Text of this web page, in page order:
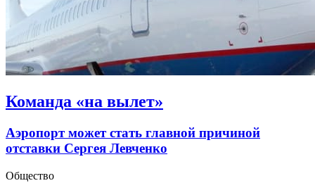
Команда «на вылет»
Аэропорт может стать главной причиной
отставки Сергея Левченко
Общество